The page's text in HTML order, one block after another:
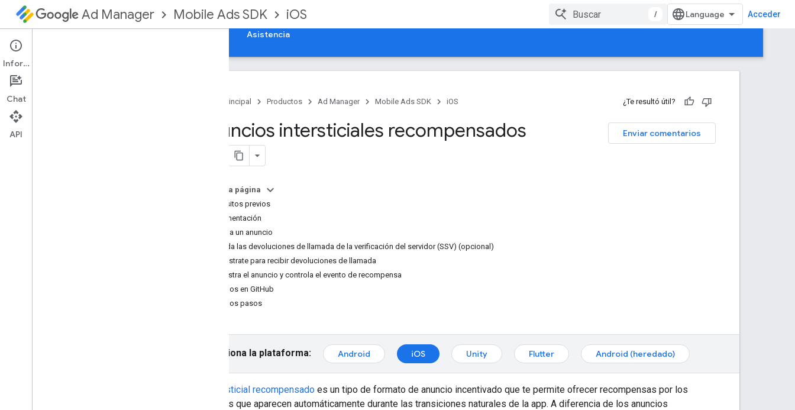
Ad Manager Mobile Ads SDK iOS / Acceder
Asistencia
Configura Google Mobile Ads SDK
Notas de la versión
Página principal Productos Ad Manager Mobile Ads SDK iOS ¿Te resultó útil?
Enviar comentarios
Anuncios intersticiales recompensados
En esta página
Requisitos previos
Implementación
Carga un anuncio
Valida las devoluciones de llamada de la verificación del servidor (SSV) (opcional)
Regístrate para recibir devoluciones de llamada
Muestra el anuncio y controla el evento de recompensa
Ejemplos en GitHub
Próximos pasos
Selecciona la plataforma: Android iOS Unity Flutter Android (heredado)
intersticial recompensado es un tipo de formato de anuncio incentivado que te permite ofrecer recompensas por los
anuncios que aparecen automáticamente durante las transiciones naturales de la app. A diferencia de los anuncios
Información
Chat
API